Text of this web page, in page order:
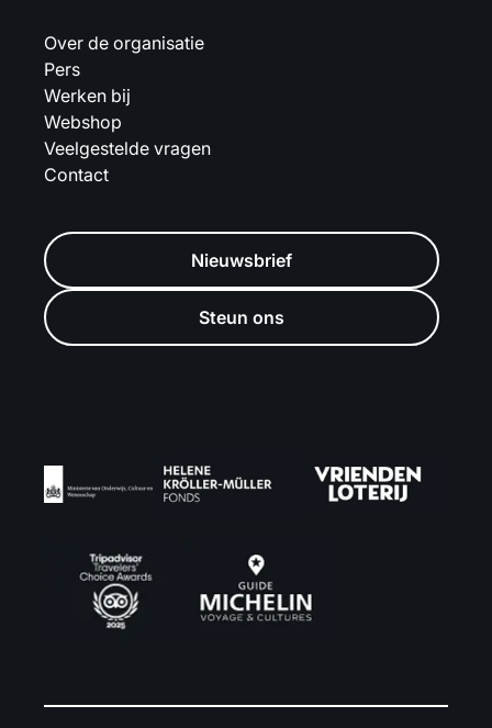
Over de organisatie
Pers
Werken bij
Webshop
Veelgestelde vragen
Contact
Nieuwsbrief
Steun ons